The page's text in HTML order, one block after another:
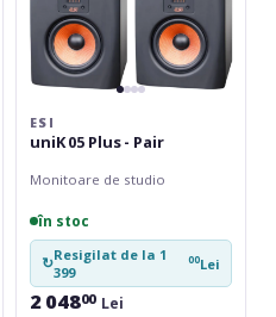
ESI
uniK 05 Plus - Pair
Monitoare de studio
în stoc
↻Resigilat de la 1
399
00Lei
2 04800 Lei